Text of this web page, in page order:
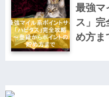
最強マ
ス」完
め方ま